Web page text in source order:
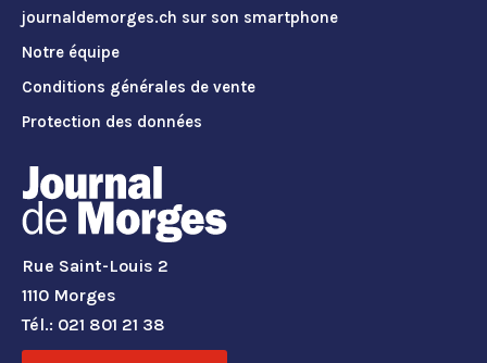
journaldemorges.ch sur son smartphone
Notre équipe
Conditions générales de vente
Protection des données
Rue Saint-Louis 2
1110 Morges
Tél.: 021 801 21 38